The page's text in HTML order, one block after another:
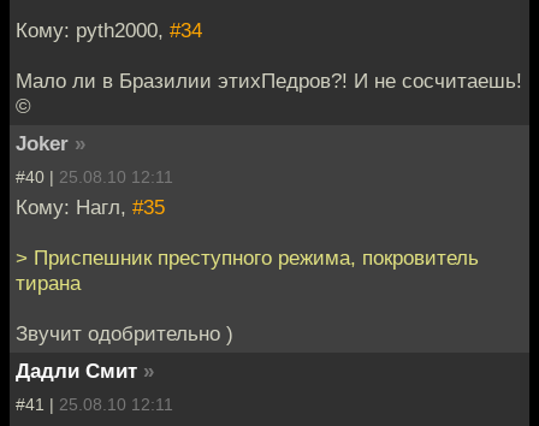
Кому: pyth2000, #34
Мало ли в Бразилии этихПедров?! И не сосчитаешь!
©
Joker »
#40 | 25.08.10 12:11
Кому: Нагл, #35
> Приспешник преступного режима, покровитель
тирана
Звучит одобрительно )
Дадли Смит »
#41 | 25.08.10 12:11